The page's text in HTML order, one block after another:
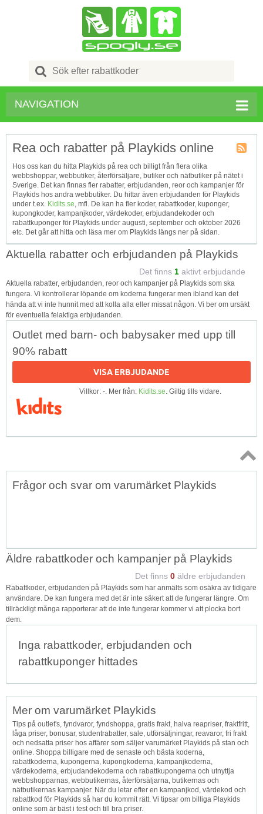
Search
for:
NAVIGATION
Tagg
RSS
Rea och rabatter på Playkids online
Hos oss kan du hitta Playkids på rea och billigt från flera olika
webbshoppar, webbutiker, återförsäljare, butiker och nätbutiker på nätet i
Sverige. Det kan finnas fler rabatter, erbjudanden, reor och kampanjer för
Playkids hos andra webbutiker. Du hittar även erbjudanden för Playkids
under t.ex. Kidits.se, mfl. De kan ha fler koder, rabattkoder, kuponger,
kupongkoder, kampanjkoder, värdekoder, erbjudandekoder och
rabattkuponger för Playkids under augusti, september och oktober 2026
etc. Det går att hitta och läsa mer om Playkids längs ner på sidan.
Aktuella rabatter och erbjudanden på Playkids
Det finns 1 aktivt erbjudande
Aktuella rabatter, erbjudanden, reor och kampanjer på Playkids som ska
fungera. Vi kontrollerar löpande om koderna fungerar men ibland kan det
hända att vi inte hunnit med att kolla alla eller missat någon. Vi ber om ursäkt
för eventuella felaktiga erbjudanden.
Outlet med barn- och babysaker med upp till
90% rabatt
VISA ERBJUDANDE
Villkor: -. Mer från: Kidits.se. Giltig tills vidare.
Topp
Frågor och svar om varumärket Playkids
Äldre rabattkoder och kampanjer på Playkids
Det finns 0 äldre erbjudanden
Rabattkoder, erbjudanden på Playkids som har anmälts som osäkra av tidigare
användare. De kan fungera med det är inte säkert att de fungerar längre. Om
tillräckligt många rapporterar att de inte fungerar kommer vi att plocka bort
dem.
Inga rabattkoder, erbjudanden och
rabattkuponger hittades
Mer om varumärket Playkids
Tips på outlet's, fyndvaror, fyndshoppa, gratis frakt, halva reapriser, fraktfritt,
låga priser, bonusar, studentrabatter, sale, utförsäljningar, reavaror, fri frakt
och nedsatta priser hos affärer som säljer varumärket Playkids på stan och
online. Shoppa billigare med de senaste och bästa koderna,
rabattkoderna, kupongerna, kupongkoderna, kampanjkoderna,
värdekoderna, erbjudandekoderna och rabattkupongerna och utnyttja
webbshopparnas, webbutikernas, återförsäljarna, butikernas och
nätbutikernas kampanjer. När du letar efter en kampanjkod, värdekod och
rabattkod för Playkids så har du kommit rätt. Vi tipsar om billiga Playkids
online som är bäst i test och till bra priser.